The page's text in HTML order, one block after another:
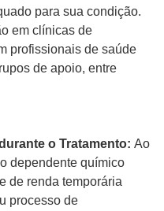
para sua condição.
em clínicas de
profissionais de saúde
de apoio, entre
o Tratamento: Ao
dependente químico
de renda temporária
processo de